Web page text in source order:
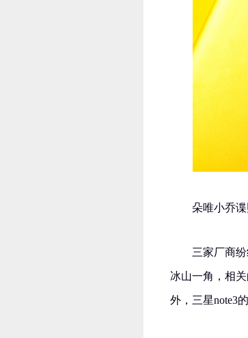
朵唯小乔
三家厂商
冰山一角，相
外，三星note3